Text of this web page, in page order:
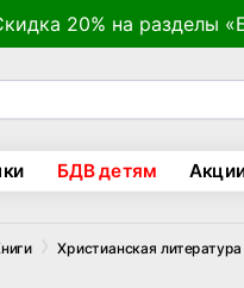
20% на разделы
БДВ детям
Христианская литература